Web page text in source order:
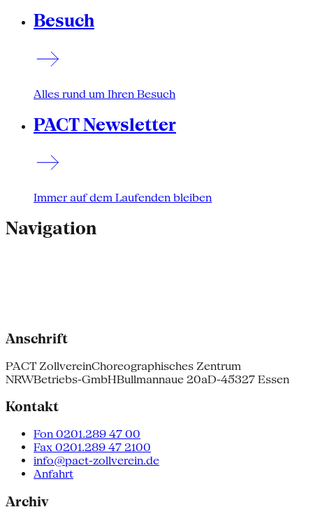
Besuch
Alles rund um Ihren Besuch
PACT Newsletter
Immer auf dem Laufenden bleiben
Navigation
Anschrift
PACT ZollvereinChoreographisches Zentrum
NRWBetriebs-GmbHBullmannaue 20aD-45327 Essen
Kontakt
Fon 0201.289 47 00
Fax 0201.289 47 2100
info@pact-zollverein.de
Anfahrt
Archiv